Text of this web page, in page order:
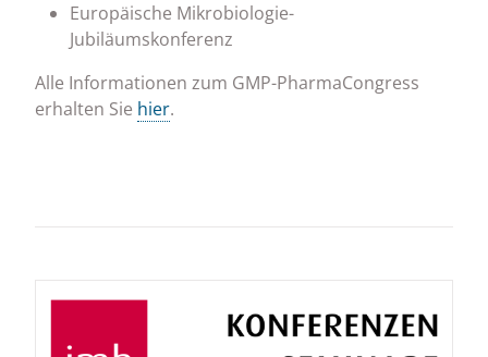
Europäische Mikrobiologie-
Jubiläumskonferenz
Alle Informationen zum GMP-PharmaCongress
erhalten Sie hier.